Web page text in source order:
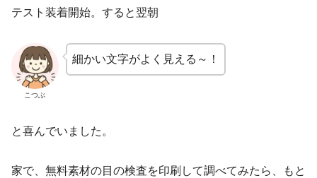
テスト装着開始。すると翌朝
こつぶ
細かい文字がよく見える～！
と喜んでいました。
家で、無料素材の目の検査を印刷して調べてみたら、もと